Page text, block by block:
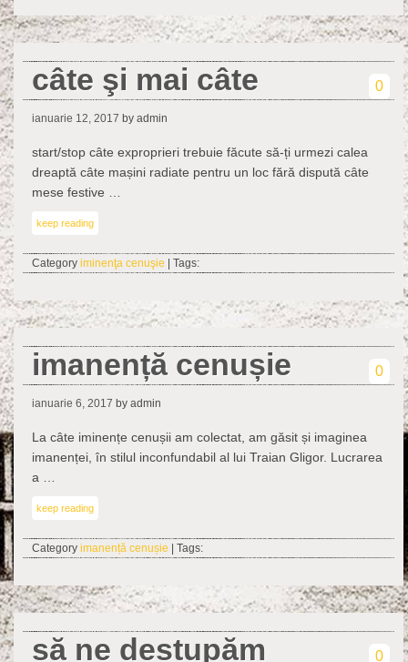
câte şi mai câte 0
ianuarie 12, 2017 by admin
start/stop câte exproprieri trebuie făcute să-ți urmezi calea
dreaptă câte mașini radiate pentru un loc fără dispută câte
mese festive …
keep reading
Category iminenţa cenuşie | Tags:
imanență cenușie 0
ianuarie 6, 2017 by admin
La câte iminențe cenușii am colectat, am găsit și imaginea
imanenței, în stilul inconfundabil al lui Traian Gligor. Lucrarea
a …
keep reading
Category imanență cenușie | Tags:
să ne destupăm 0